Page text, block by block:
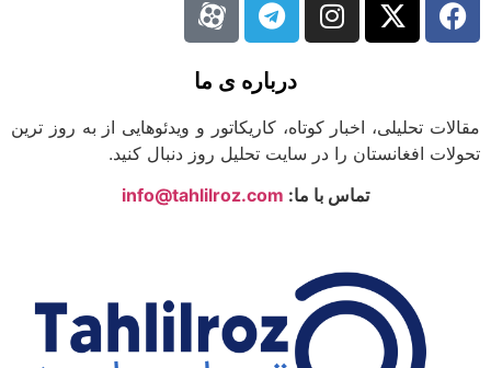
درباره ی ما
تحلیلی، اخبار کوتاه، کاریکاتور و ویدئوهایی از به روز ترین
افغانستان را در سایت تحلیل روز دنبال کنید.
تماس با ما:info@tahlilroz.com